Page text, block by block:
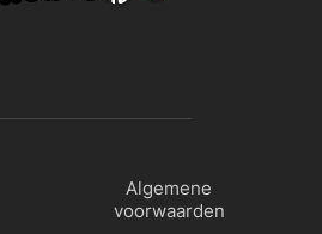
Algemene
voorwaarden